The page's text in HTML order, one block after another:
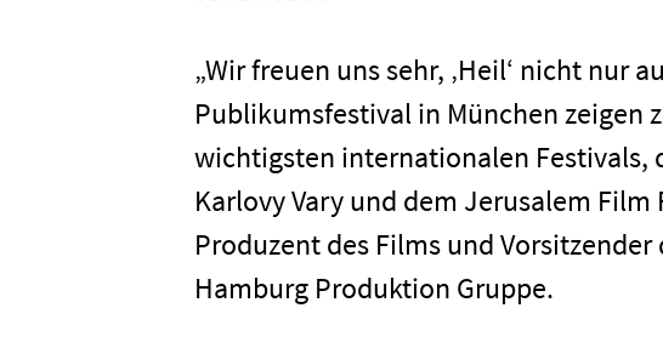
„Wir freuen uns sehr, ‚Heil‘ nicht nur
Publikumsfestival in München zeigen
wichtigsten internationalen
Karlovy Vary und dem Jerusalem Film
Produzent des Films und
Hamburg Produktion Gruppe.